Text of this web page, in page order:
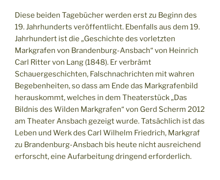
Diese beiden Tagebücher werden erst zu Beginn des
19. Jahrhunderts veröffentlicht. Ebenfalls aus dem 19.
Jahrhundert ist die „Geschichte des vorletzten
Markgrafen von Brandenburg-Ansbach“ von Heinrich
Carl Ritter von Lang (1848). Er verbrämt
Schauergeschichten, Falschnachrichten mit wahren
Begebenheiten, so dass am Ende das Markgrafenbild
herauskommt, welches in dem Theaterstück „Das
Bildnis des Wilden Markgrafen“ von Gerd Scherm 2012
am Theater Ansbach gezeigt wurde. Tatsächlich ist das
Leben und Werk des Carl Wilhelm Friedrich, Markgraf
zu Brandenburg-Ansbach bis heute nicht ausreichend
erforscht, eine Aufarbeitung dringend erforderlich.